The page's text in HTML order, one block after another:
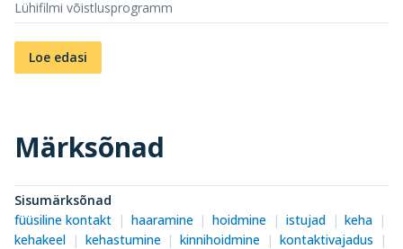
Lühifilmi võistlusprogramm
Loe edasi
Märksõnad
Sisumärksõnad
füüsiline kontakt
haaramine hoidmine istujad
keha
kehakeel
kehastumine kinnihoidmine
kontaktivajadus